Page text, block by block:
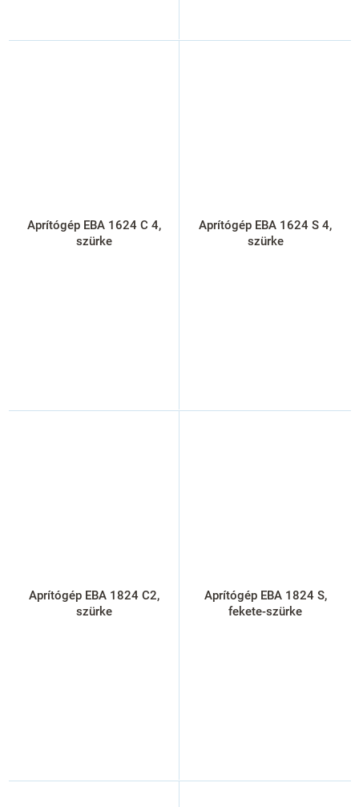
Aprítógép EBA 1624 C 4,
szürke
Aprítógép EBA 1624 S 4,
szürke
Aprítógép EBA 1824 C2,
szürke
Aprítógép EBA 1824 S,
fekete-szürke